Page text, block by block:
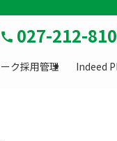
ク採用管理 Indeed
027-212-